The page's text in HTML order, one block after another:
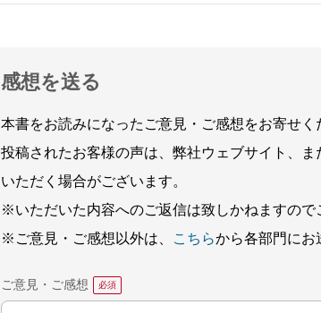
感想を送る
本書をお読みになったご意見・ご感想をお寄せく
投稿されたお客様の声は、弊社ウェブサイト、
いただく場合がございます。
※いただいた内容へのご返信は致しかねますので
※ご意見・ご感想以外は、
こちらから各部門にお
ご意見・ご感想